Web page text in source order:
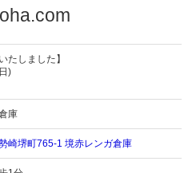
たしました】
)
庫
崎堺町765-1 境赤レンガ倉庫